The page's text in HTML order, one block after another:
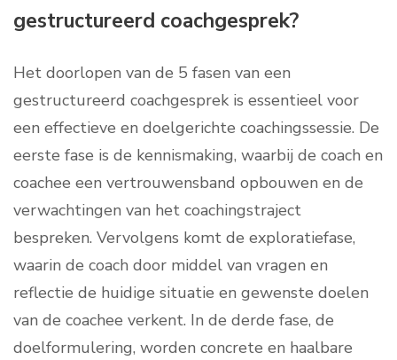
gestructureerd coachgesprek?
Het doorlopen van de 5 fasen van een
gestructureerd coachgesprek is essentieel voor
een effectieve en doelgerichte coachingssessie. De
eerste fase is de kennismaking, waarbij de coach en
coachee een vertrouwensband opbouwen en de
verwachtingen van het coachingstraject
bespreken. Vervolgens komt de exploratiefase,
waarin de coach door middel van vragen en
reflectie de huidige situatie en gewenste doelen
van de coachee verkent. In de derde fase, de
doelformulering, worden concrete en haalbare